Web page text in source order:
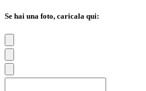
Se hai una foto, caricala qui: